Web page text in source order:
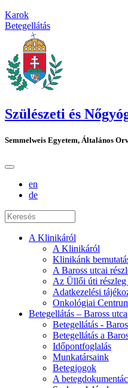
Karok
Betegellátás
Szülészeti és
Semmelweis Egyetem, Általános
en
de
A Klinikáról
A Klinikáról
Klinikánk
A Baross utcai
Az Üllői úti részleg
Adatkezelési
Onkológiai
Betegellátás – Baross utca
Betegellátás -
Betegellátás a
Időpontfoglalás
Munkatársaink
Betegjogok
A